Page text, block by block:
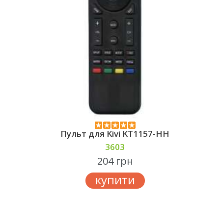
Пульт для Kivi KT1157-HH
3603
204 грн
купити